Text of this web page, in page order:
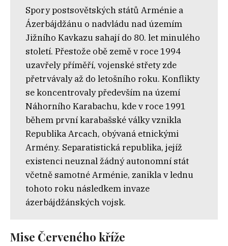
Spory postsovětských států Arménie a
Ázerbájdžánu o nadvládu nad územím
Jižního Kavkazu sahají do 80. let minulého
století. Přestože obě země v roce 1994
uzavřely příměří, vojenské střety zde
přetrvávaly až do letošního roku. Konflikty
se koncentrovaly především na území
Náhorního Karabachu, kde v roce 1991
během první karabašské války vznikla
Republika Arcach, obývaná etnickými
Armény. Separatistická republika, jejíž
existenci neuznal žádný autonomní stát
včetně samotné Arménie, zanikla v lednu
tohoto roku následkem invaze
ázerbájdžánských vojsk.
Mise Červeného kříže